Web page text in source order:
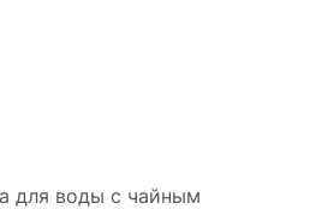
для воды с чайным